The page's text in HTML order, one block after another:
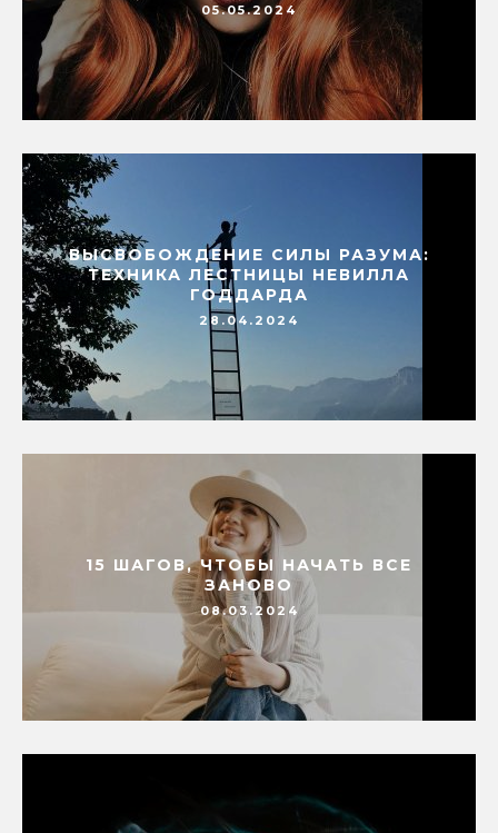
05.05.2024
ВЫСВОБОЖДЕНИЕ СИЛЫ РАЗУМА:
ТЕХНИКА ЛЕСТНИЦЫ НЕВИЛЛА
ГОДДАРДА
28.04.2024
15 ШАГОВ, ЧТОБЫ НАЧАТЬ ВСЕ
ЗАНОВО
08.03.2024